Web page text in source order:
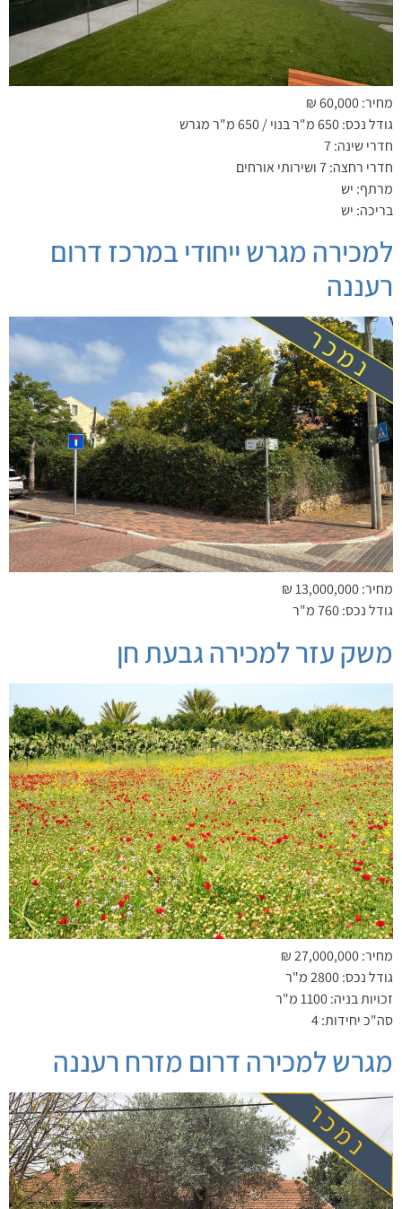
מחיר: 60,000 ₪
גודל נכס: 650 מ"ר בנוי / 650 מ"ר מגרש
חדרי שינה: 7
חדרי רחצה: 7 ושירותי אורחים
מרתף: יש
בריכה: יש
למכירה מגרש ייחודי במרכז דרום
רעננה
מחיר: 13,000,000 ₪
גודל נכס: 760 מ"ר
משק עזר למכירה גבעת חן
מחיר: 27,000,000 ₪
גודל נכס: 2800 מ"ר
זכויות בניה: 1100 מ"ר
סה"כ יחידות: 4
מגרש למכירה דרום מזרח רעננה